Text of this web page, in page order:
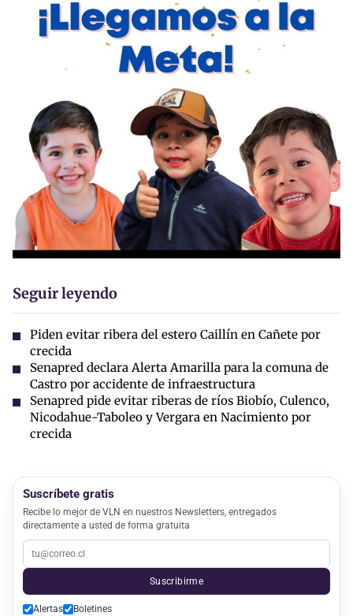
Seguir leyendo
Piden evitar ribera del estero Caillín en Cañete por
crecida
Senapred declara Alerta Amarilla para la comuna de
Castro por accidente de infraestructura
Senapred pide evitar riberas de ríos Biobío, Culenco,
Nicodahue-Taboleo y Vergara en Nacimiento por
crecida
Suscríbete gratis
Recibe lo mejor de VLN en nuestros Newsletters, entregados
directamente a usted de forma gratuita
Suscribirme
Alertas Boletines